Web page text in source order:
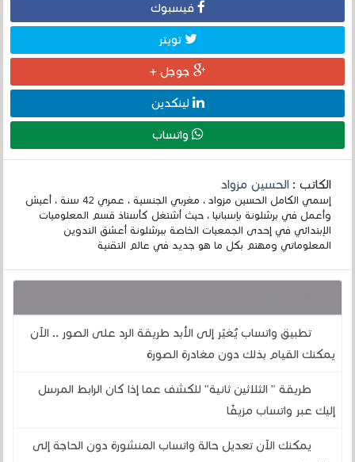
فيسبوك
تويتر
جوجل +
لينكدين
واتساب
الكاتب :الحسين مزواد
إسمي الكامل الحسين مزواد ، مغربي الجنسية ، عمري 42 سنة ، أعيش
وأعمل في برشلونة بإسبانيا ، حيث أشتغل كأستاذ قسم المعلوميات
الإبتدائي في إحدى الجمعيات الخاصة ببرشلونة أعشق التدوين
المعلوماتي ومهتم بكل ما هو جديد في عالم التقنية
تطبيق واتساب يُغيّر إلى الأبد طريقة الرد على الصور .. الآن
يمكنك القيام بذلك دون مغادرة الصورة
طريقة " الثلاثين ثانية" للكشف عما إذا كان الرابط المرسل
إليك عبر واتساب مزيفًا
يمكنك الآن تعديل حالة واتساب المنشورة دون الحاجة إلى